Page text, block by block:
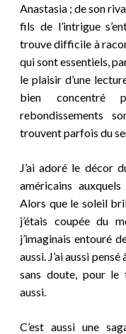
Anastasia ; de son
fils de l’intrigue
trouve difficile à
qui sont essentiels,
le plaisir d’une
bien concentré
rebondissements
trouvent parfois du
J’ai adoré le décor
américains
Alors que le soleil
j’étais coupée du
j’imaginais entouré
aussi. J’ai aussi
sans doute, pour le
aussi.
C’est aussi une